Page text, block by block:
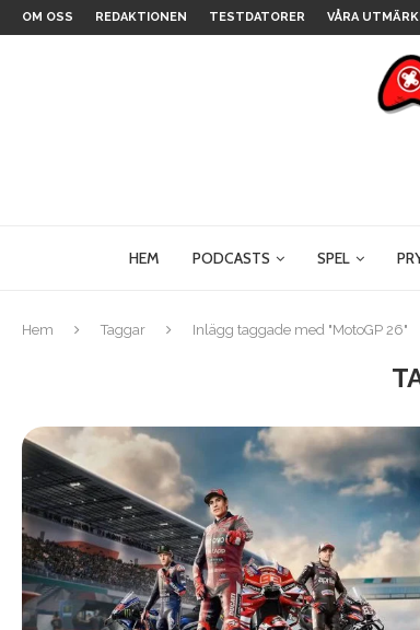
OM OSS REDAKTIONEN TESTDATORER VÅRA
HEM PODCASTS SPEL
Hem Taggar Inlägg taggade med "MotoGP 26"